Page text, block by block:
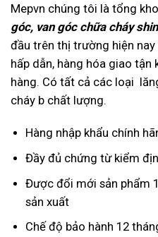
Mepvn chúng tôi là tổng
góc, van góc chữa cháy
đầu trên thị trường hiện
hấp dẫn, hàng hóa giao tận
hàng. Có tất cả các loại
cháy b chất lượng.
Hàng nhập khẩu chính
Đầy đủ chứng từ kiểm
Được đổi mới sản phẩm
sản xuất
Chế độ bảo hành 12